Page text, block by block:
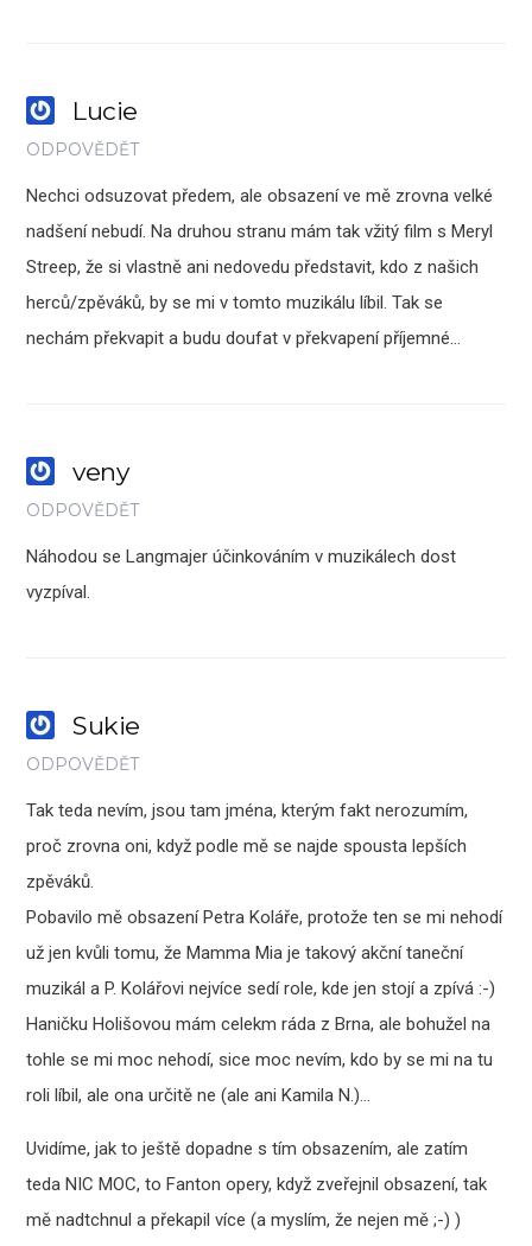
Lucie
ODPOVĚDĚT
Nechci odsuzovat předem, ale obsazení ve mě zrovna velké
nadšení nebudí. Na druhou stranu mám tak vžitý film s Meryl
Streep, že si vlastně ani nedovedu představit, kdo z našich
herců/zpěváků, by se mi v tomto muzikálu líbil. Tak se
nechám překvapit a budu doufat v překvapení příjemné…
veny
ODPOVĚDĚT
Náhodou se Langmajer účinkováním v muzikálech dost
vyzpíval.
Sukie
ODPOVĚDĚT
Tak teda nevím, jsou tam jména, kterým fakt nerozumím,
proč zrovna oni, když podle mě se najde spousta lepších
zpěváků.
Pobavilo mě obsazení Petra Koláře, protože ten se mi nehodí
už jen kvůli tomu, že Mamma Mia je takový akční taneční
muzikál a P. Kolářovi nejvíce sedí role, kde jen stojí a zpívá :-)
Haničku Holišovou mám celekm ráda z Brna, ale bohužel na
tohle se mi moc nehodí, sice moc nevím, kdo by se mi na tu
roli líbil, ale ona určitě ne (ale ani Kamila N.)…
Uvidíme, jak to ještě dopadne s tím obsazením, ale zatím
teda NIC MOC, to Fanton opery, když zveřejnil obsazení, tak
mě nadtchnul a překapil více (a myslím, že nejen mě ;-) )